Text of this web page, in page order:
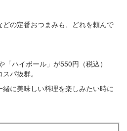
の定番おつまみも、どれを頼んで
「ハイボール」が550円（税込）
パ抜群。
に美味しい料理を楽しみたい時に